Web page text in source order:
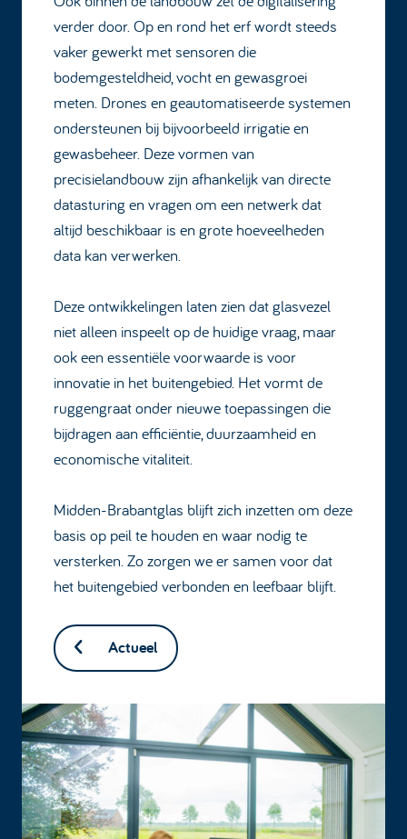
verder door. Op en rond het erf wordt steeds
vaker gewerkt met sensoren die
bodemgesteldheid, vocht en gewasgroei
meten. Drones en geautomatiseerde systemen
ondersteunen bij bijvoorbeeld irrigatie en
gewasbeheer. Deze vormen van
precisielandbouw zijn afhankelijk van directe
datasturing en vragen om een netwerk dat
altijd beschikbaar is en grote hoeveelheden
data kan verwerken.
Deze ontwikkelingen laten zien dat glasvezel
niet alleen inspeelt op de huidige vraag, maar
ook een essentiële voorwaarde is voor
innovatie in het buitengebied. Het vormt de
ruggengraat onder nieuwe toepassingen die
bijdragen aan efficiëntie, duurzaamheid en
economische vitaliteit.
Midden-Brabantglas blijft zich inzetten om deze
basis op peil te houden en waar nodig te
versterken. Zo zorgen we er samen voor dat
het buitengebied verbonden en leefbaar blijft.
Actueel